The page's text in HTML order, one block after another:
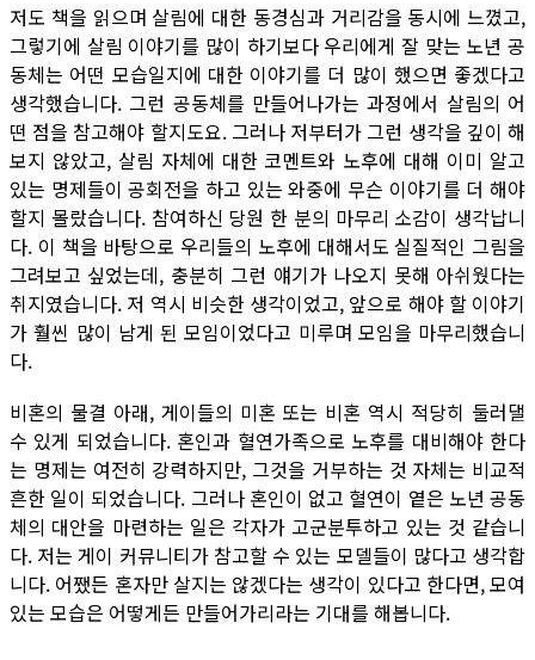
저도 책을 읽으며 살림에 대한 동경심과 거리감을 동시에 느꼈고,
그렇기에 살림 이야기를 많이 하기보다 우리에게 잘 맞는 노년 공
동체는 어떤 모습일지에 대한 이야기를 더 많이 했으면 좋겠다고
생각했습니다. 그런 공동체를 만들어나가는 과정에서 살림의 어
떤 점을 참고해야 할지도요. 그러나 저부터가 그런 생각을 깊이 해
보지 않았고, 살림 자체에 대한 코멘트와 노후에 대해 이미 알고
있는 명제들이 공회전을 하고 있는 와중에 무슨 이야기를 더 해야
할지 몰랐습니다. 참여하신 당원 한 분의 마무리 소감이 생각납니
다. 이 책을 바탕으로 우리들의 노후에 대해서도 실질적인 그림을
그려보고 싶었는데, 충분히 그런 얘기가 나오지 못해 아쉬웠다는
취지였습니다. 저 역시 비슷한 생각이었고, 앞으로 해야 할 이야기
가 훨씬 많이 남게 된 모임이었다고 미루며 모임을 마무리했습니
다.
비혼의 물결 아래, 게이들의 미혼 또는 비혼 역시 적당히 둘러댈
수 있게 되었습니다. 혼인과 혈연가족으로 노후를 대비해야 한다
는 명제는 여전히 강력하지만, 그것을 거부하는 것 자체는 비교적
흔한 일이 되었습니다. 그러나 혼인이 없고 혈연이 옅은 노년 공동
체의 대안을 마련하는 일은 각자가 고군분투하고 있는 것 같습니
다. 저는 게이 커뮤니티가 참고할 수 있는 모델들이 많다고 생각합
니다. 어쨌든 혼자만 살지는 않겠다는 생각이 있다고 한다면, 모여
있는 모습은 어떻게든 만들어가리라는 기대를 해봅니다.